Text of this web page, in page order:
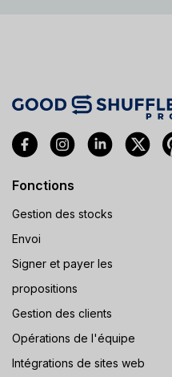
Fonctions
Gestion des stocks
Envoi
Signer et payer les
propositions
Gestion des clients
Opérations de l'équipe
Intégrations de sites web